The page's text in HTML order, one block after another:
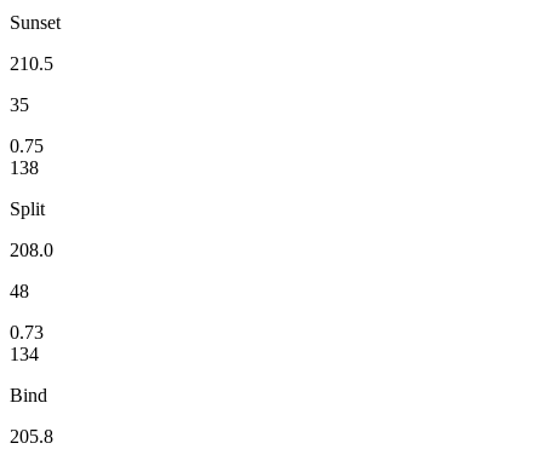
Sunset
210.5
35
0.75
138
Split
208.0
48
0.73
134
Bind
205.8